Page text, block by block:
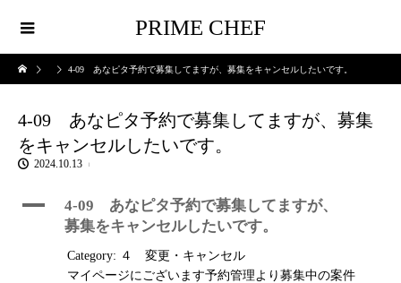
PRIME CHEF
4-09 あなピタ予約で募集してますが、募集をキャンセルしたいです。
4-09 あなピタ予約で募集してますが、募集
をキャンセルしたいです。
2024.10.13
A
4-09 あなピタ予約で募集してますが、
募集をキャンセルしたいです。
Category: ４ 変更・キャンセル
マイページにございます予約管理より募集中の案件